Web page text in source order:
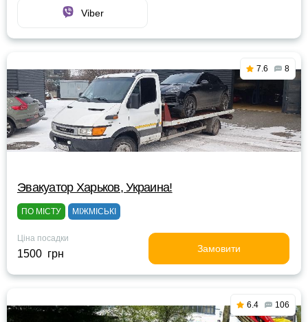
Viber
7.6 8
Эвакуатор Харьков, Украина!
ПО МІСТУ МІЖМІСЬКІ
Ціна посадки
1500 грн Замовити
6.4 106